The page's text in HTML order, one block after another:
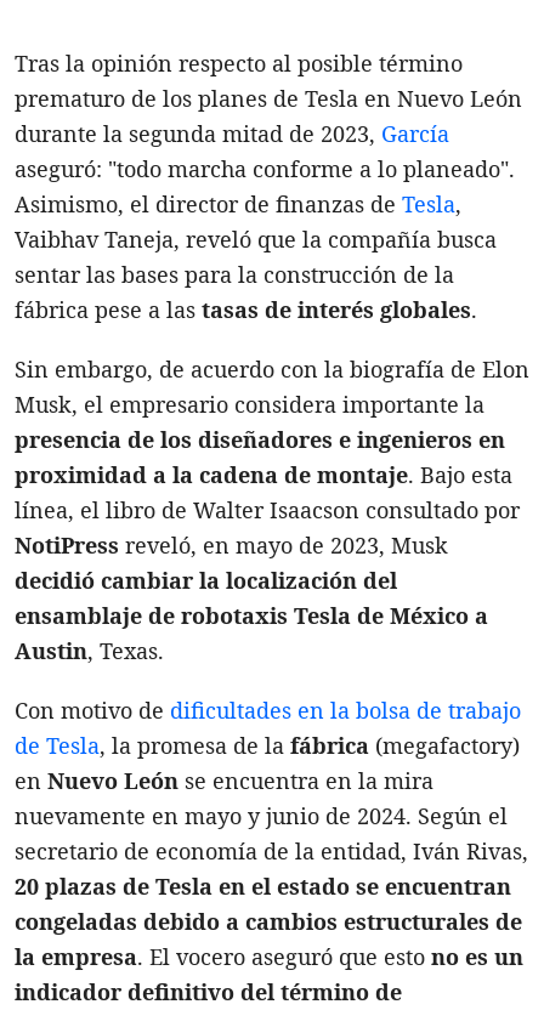
Tras la opinión respecto al posible término
prematuro de los planes de Tesla en Nuevo León
durante la segunda mitad de 2023, García
aseguró: "todo marcha conforme a lo planeado".
Asimismo, el director de finanzas de Tesla,
Vaibhav Taneja, reveló que la compañía busca
sentar las bases para la construcción de la
fábrica pese a las tasas de interés globales.
Sin embargo, de acuerdo con la biografía de Elon
Musk, el empresario considera importante la
presencia de los diseñadores e ingenieros en
proximidad a la cadena de montaje. Bajo esta
línea, el libro de Walter Isaacson consultado por
NotiPress reveló, en mayo de 2023, Musk
decidió cambiar la localización del
ensamblaje de robotaxis Tesla de México a
Austin, Texas.
Con motivo de dificultades en la bolsa de trabajo
de Tesla, la promesa de la fábrica (megafactory)
en Nuevo León se encuentra en la mira
nuevamente en mayo y junio de 2024. Según el
secretario de economía de la entidad, Iván Rivas,
20 plazas de Tesla en el estado se encuentran
congeladas debido a cambios estructurales de
la empresa. El vocero aseguró que esto no es un
indicador definitivo del término de